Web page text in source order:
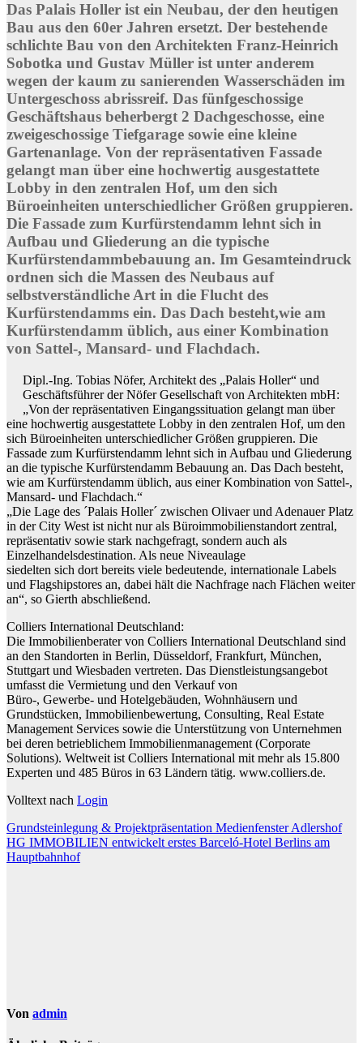
Das Palais Holler ist ein Neubau, der den heutigen
Bau aus den 60er Jahren ersetzt. Der bestehende
schlichte Bau von den Architekten Franz-Heinrich
Sobotka und Gustav Müller ist unter anderem
wegen der kaum zu sanierenden Wasserschäden im
Untergeschoss abrissreif. Das fünfgeschossige
Geschäftshaus beherbergt 2 Dachgeschosse, eine
zweigeschossige Tiefgarage sowie eine kleine
Gartenanlage. Von der repräsentativen Fassade
gelangt man über eine hochwertig ausgestattete
Lobby in den zentralen Hof, um den sich
Büroeinheiten unterschiedlicher Größen gruppieren.
Die Fassade zum Kurfürstendamm lehnt sich in
Aufbau und Gliederung an die typische
Kurfürstendammbebauung an. Im Gesamteindruck
ordnen sich die Massen des Neubaus auf
selbstverständliche Art in die Flucht des
Kurfürstendamms ein. Das Dach besteht,wie am
Kurfürstendamm üblich, aus einer Kombination
von Sattel-, Mansard- und Flachdach.
Dipl.-Ing. Tobias Nöfer, Architekt des „Palais Holler“ und
Geschäftsführer der Nöfer Gesellschaft von Architekten mbH:
„Von der repräsentativen Eingangssituation gelangt man über
eine hochwertig ausgestattete Lobby in den zentralen Hof, um den
sich Büroeinheiten unterschiedlicher Größen gruppieren. Die
Fassade zum Kurfürstendamm lehnt sich in Aufbau und Gliederung
an die typische Kurfürstendamm Bebauung an. Das Dach besteht,
wie am Kurfürstendamm üblich, aus einer Kombination von Sattel-,
Mansard- und Flachdach.“
„Die Lage des ´Palais Holler´ zwischen Olivaer und Adenauer Platz
in der City West ist nicht nur als Büroimmobilienstandort zentral,
repräsentativ sowie stark nachgefragt, sondern auch als
Einzelhandelsdestination. Als neue Niveaulage
siedelten sich dort bereits viele bedeutende, internationale Labels
und Flagshipstores an, dabei hält die Nachfrage nach Flächen weiter
an“, so Gierth abschließend.
Colliers International Deutschland:
Die Immobilienberater von Colliers International Deutschland sind
an den Standorten in Berlin, Düsseldorf, Frankfurt, München,
Stuttgart und Wiesbaden vertreten. Das Dienstleistungsangebot
umfasst die Vermietung und den Verkauf von
Büro-, Gewerbe- und Hotelgebäuden, Wohnhäusern und
Grundstücken, Immobilienbewertung, Consulting, Real Estate
Management Services sowie die Unterstützung von Unternehmen
bei deren betrieblichem Immobilienmanagement (Corporate
Solutions). Weltweit ist Colliers International mit mehr als 15.800
Experten und 485 Büros in 63 Ländern tätig. www.colliers.de.
Volltext nach Login
Beitragsnavigation
Grundsteinlegung & Projektpräsentation Medienfenster Adlershof
HG IMMOBILIEN entwickelt erstes Barceló-Hotel Berlins am
Hauptbahnhof
Von admin